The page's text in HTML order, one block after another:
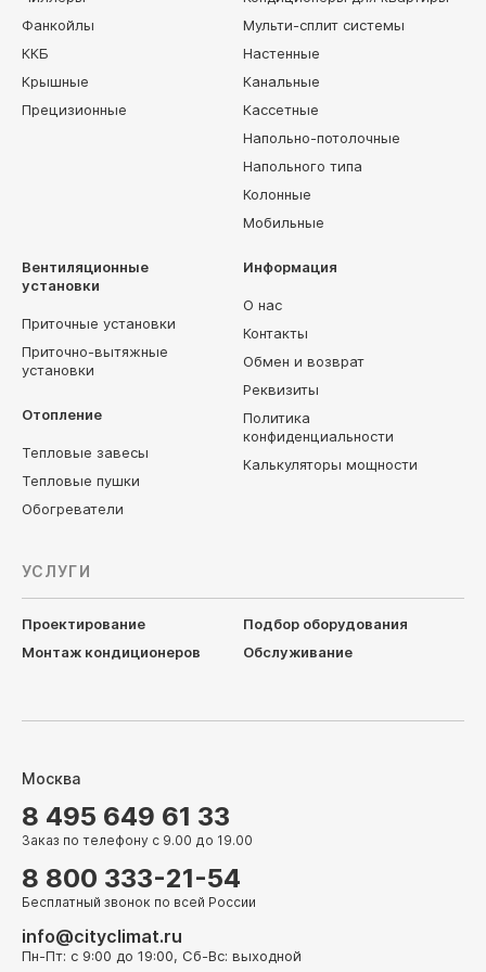
Фанкойлы
ККБ
Крышные
Прецизионные
Мульти-сплит системы
Настенные
Канальные
Кассетные
Напольно-потолочные
Напольного типа
Колонные
Мобильные
Вентиляционные
установки
Приточные установки
Приточно-вытяжные
установки
Отопление
Тепловые завесы
Тепловые пушки
Обогреватели
Информация
О нас
Контакты
Обмен и возврат
Реквизиты
Политика
конфиденциальности
Калькуляторы мощности
УСЛУГИ
Проектирование
Подбор оборудования
Монтаж кондиционеров
Обслуживание
Москва
8 495 649 61 33
Заказ по телефону с 9.00 до 19.00
8 800 333-21-54
Бесплатный звонок по всей России
info@cityclimat.ru
Пн-Пт: с 9:00 до 19:00, Сб-Вс: выходной